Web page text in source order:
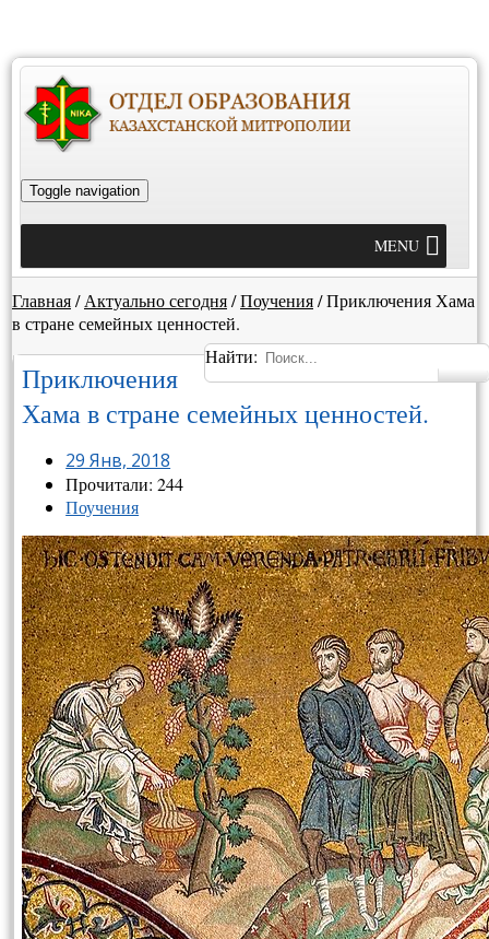
Toggle navigation
MENU
Главная/ Актуально сегодня/Поучения/Приключения Хама
в стране семейных ценностей.
Найти:
Приключения
Хама в стране семейных ценностей.
29 Янв, 2018
Прочитали: 244
Поучения